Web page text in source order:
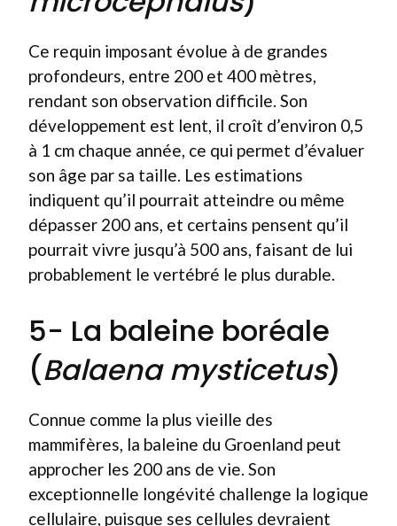
Ce requin imposant évolue à de grandes
profondeurs, entre 200 et 400 mètres,
rendant son observation difficile. Son
développement est lent, il croît d’environ 0,5
à 1 cm chaque année, ce qui permet d’évaluer
son âge par sa taille. Les estimations
indiquent qu’il pourrait atteindre ou même
dépasser 200 ans, et certains pensent qu’il
pourrait vivre jusqu’à 500 ans, faisant de lui
probablement le vertébré le plus durable.
5- La baleine boréale
(Balaena mysticetus)
Connue comme la plus vieille des
mammifères, la baleine du Groenland peut
approcher les 200 ans de vie. Son
exceptionnelle longévité challenge la logique
cellulaire, puisque ses cellules devraient